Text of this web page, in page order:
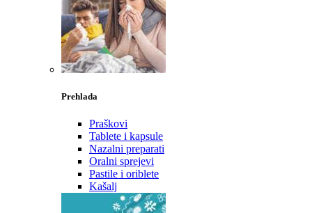
Prehlada
Praškovi
Tablete i kapsule
Nazalni preparati
Oralni sprejevi
Pastile i oriblete
Kašalj